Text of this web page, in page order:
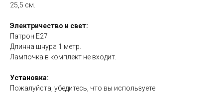
25,5 см.
Электричество и свет:
Патрон E27
Длинна шнура 1 метр.
Лампочка в комплект не входит.
Установка:
Пожалуйста, убедитесь, что вы используете